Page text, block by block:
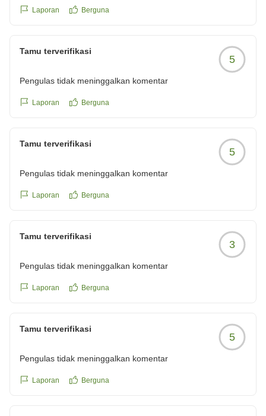
Laporan Berguna
Tamu terverifikasi
5
Pengulas tidak meninggalkan komentar
Laporan Berguna
Tamu terverifikasi
5
Pengulas tidak meninggalkan komentar
Laporan Berguna
Tamu terverifikasi
3
Pengulas tidak meninggalkan komentar
Laporan Berguna
Tamu terverifikasi
5
Pengulas tidak meninggalkan komentar
Laporan Berguna